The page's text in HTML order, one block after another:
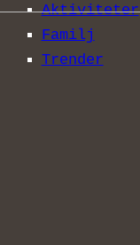
Aktiviteter
Familj
Trender